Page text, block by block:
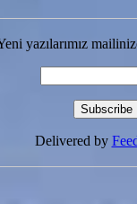
yazılarımız
Delivered by